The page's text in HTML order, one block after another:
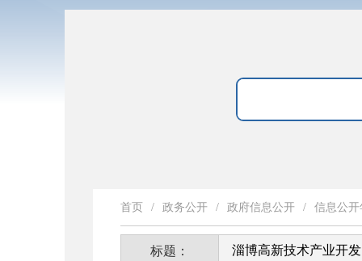
首页 / 政务公开 / 政府信息公开 / 信息公
标题： 淄博高新技术产业开